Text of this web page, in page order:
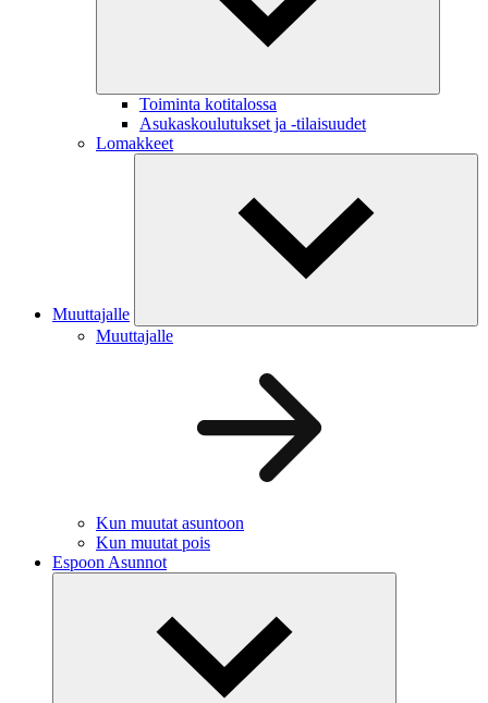
Toiminta kotitalossa
Asukaskoulutukset ja -tilaisuudet
Lomakkeet
Muuttajalle
Muuttajalle
Kun muutat asuntoon
Kun muutat pois
Espoon Asunnot